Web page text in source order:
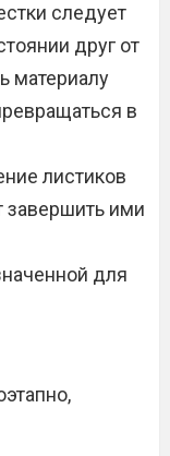
следует
друг от
материалу
в
листиков
завершить ими
для